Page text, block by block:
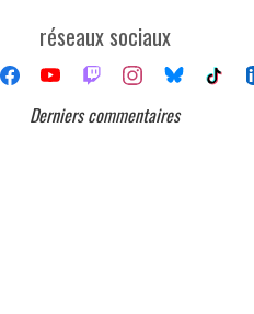
réseaux sociaux
Derniers commentaires